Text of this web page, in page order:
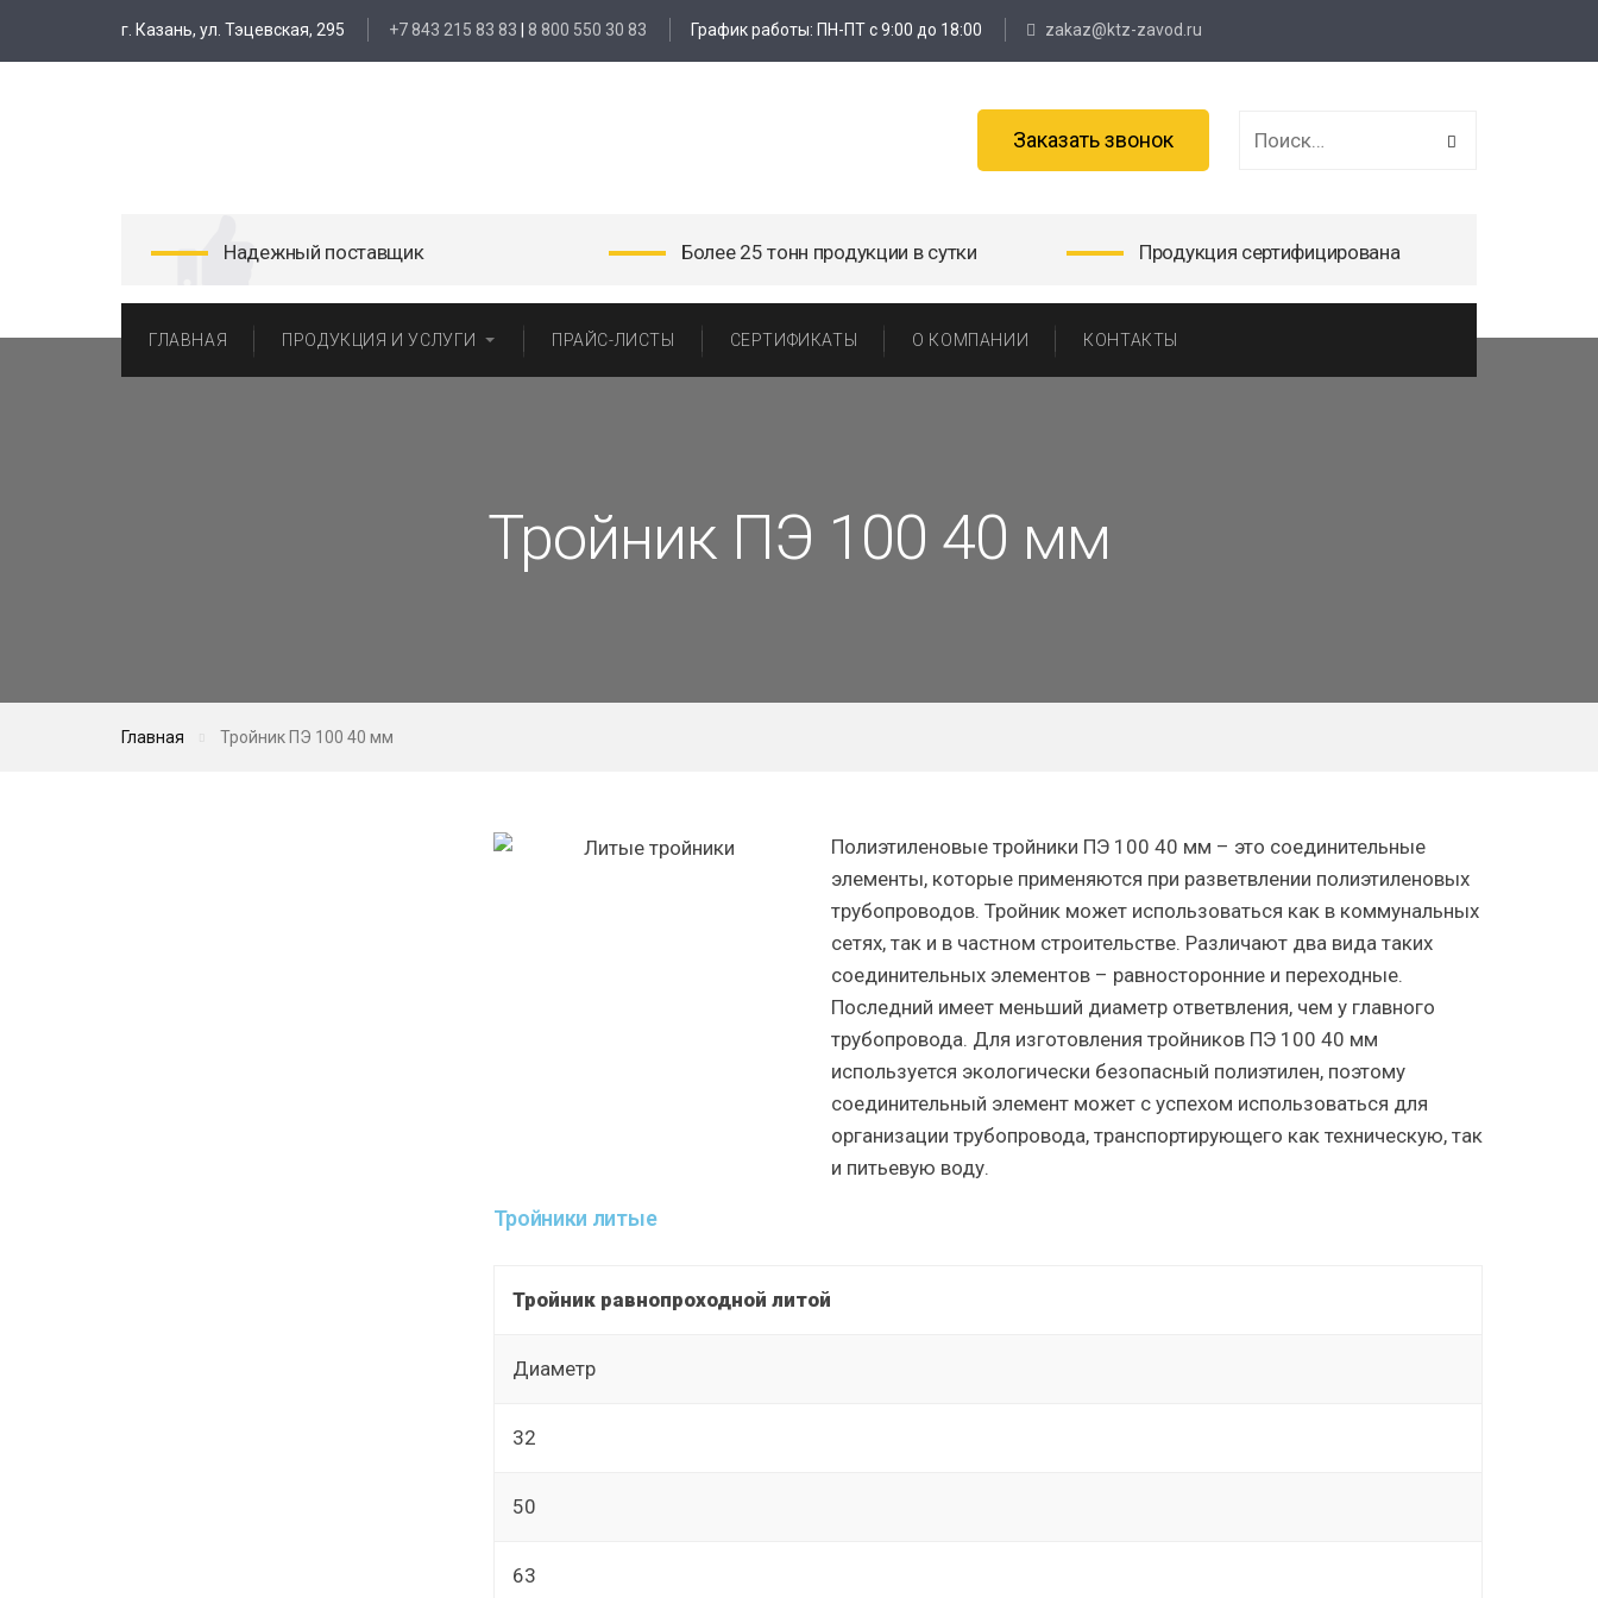
г. Казань, ул. Тэцевская, 295 +7 843 215 83 83 8 800 550 30 83 График работы: ПН-ПТ с 9:00 до 18:00 zakaz@ktz-zavod.ru
Заказать звонок
Надежный поставщик Более 25 тонн продукции в сутки Продукция сертифицирована
ГЛАВНАЯ ПРОДУКЦИЯ И УСЛУГИ ПРАЙС-ЛИСТЫ СЕРТИФИКАТЫ О КОМПАНИИ КОНТАКТЫ
Тройник ПЭ 100 40 мм
Главная Тройник ПЭ 100 40 мм
Полиэтиленовые тройники ПЭ 100 40 мм – это соединительные
элементы, которые применяются при разветвлении полиэтиленовых
трубопроводов. Тройник может использоваться как в коммунальных
сетях, так и в частном строительстве. Различают два вида таких
соединительных элементов – равносторонние и переходные.
Последний имеет меньший диаметр ответвления, чем у главного
трубопровода. Для изготовления тройников ПЭ 100 40 мм
используется экологически безопасный полиэтилен, поэтому
соединительный элемент может с успехом использоваться для
организации трубопровода, транспортирующего как техническую, так
и питьевую воду.
Тройники литые
Тройник равнопроходной литой
Диаметр
32
50
63